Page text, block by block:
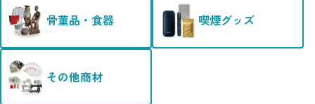
骨董品・食器 喫煙グッズ
その他商材